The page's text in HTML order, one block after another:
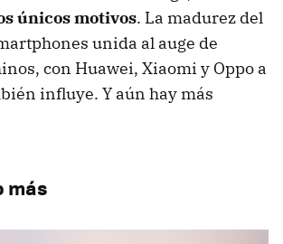
únicos motivos. La madurez del
unida al auge de
con Huawei, Xiaomi y Oppo a
influye. Y aún hay más
más